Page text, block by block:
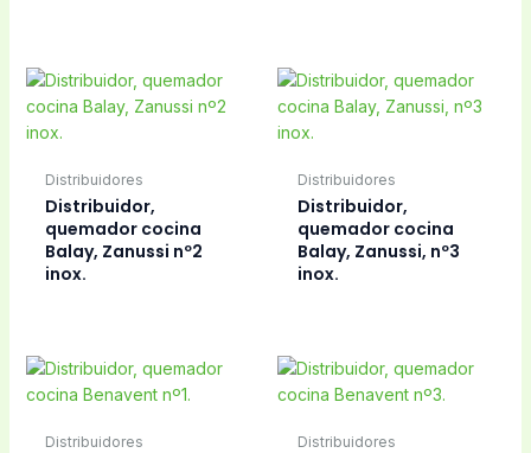
Distribuidores
Distribuidor,
quemador cocina
Balay, Zanussi nº2
inox.
Distribuidores
Distribuidor,
quemador cocina
Balay, Zanussi, nº3
inox.
Distribuidores Distribuidores